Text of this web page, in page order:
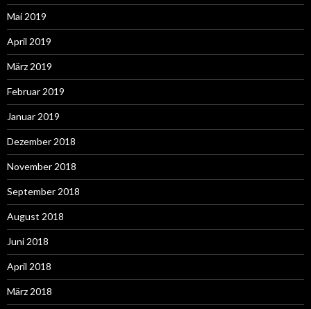
Mai 2019
April 2019
März 2019
Februar 2019
Januar 2019
Dezember 2018
November 2018
September 2018
August 2018
Juni 2018
April 2018
März 2018